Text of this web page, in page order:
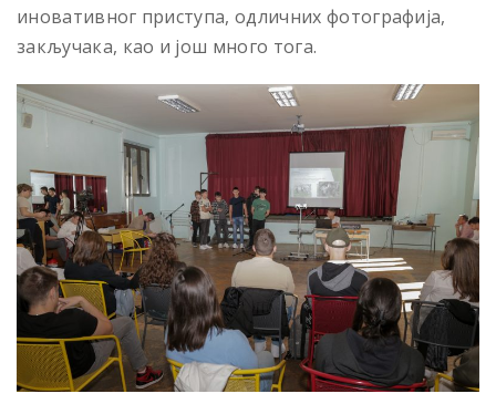
иновативног приступа, одличних фотографија,
закључака, као и још много тога.